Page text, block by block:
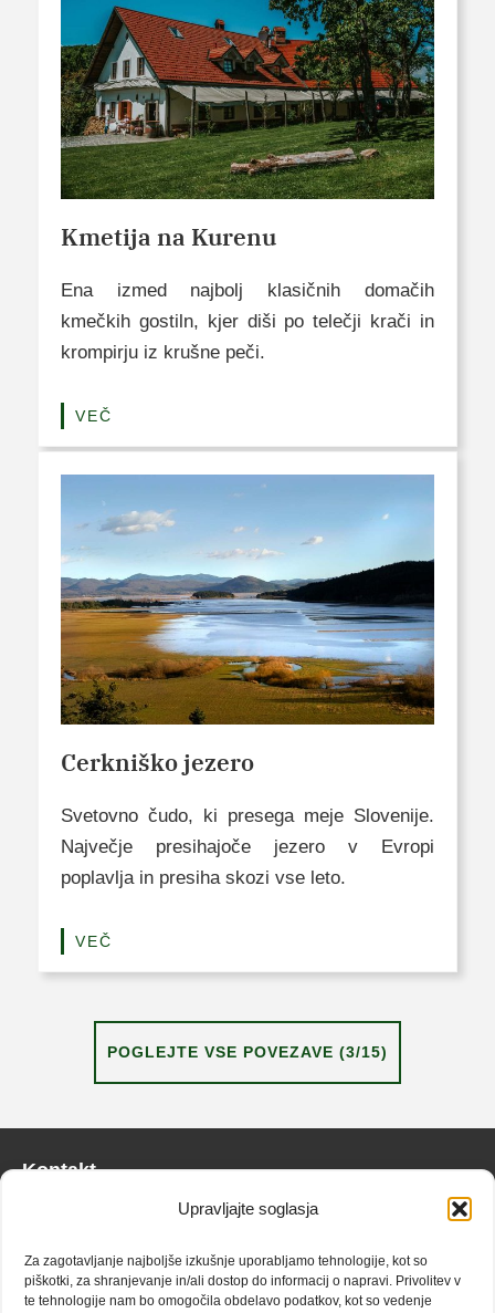
Upravljajte soglasja
Za zagotavljanje najboljše izkušnje uporabljamo tehnologije, kot so
piškotki, za shranjevanje in/ali dostop do informacij o napravi. Privolitev v
te tehnologije nam bo omogočila obdelavo podatkov, kot so vedenje
Kmetija na Kurenu
Ena izmed najbolj klasičnih domačih
kmečkih gostiln, kjer diši po telečji krači in
krompirju iz krušne peči.
VEČ
Cerkniško jezero
Svetovno čudo, ki presega meje Slovenije.
Največje presihajoče jezero v Evropi
poplavlja in presiha skozi vse leto.
VEČ
POGLEJTE VSE POVEZAVE (3/15)
Kontakt
Doživetja
Narava